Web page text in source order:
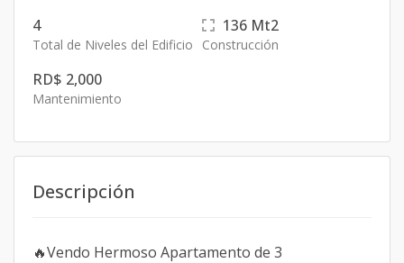
4
Total de Niveles del Edificio
136 Mt2
Construcción
RD$ 2,000
Mantenimiento
Descripción
🔥Vendo Hermoso Apartamento de 3